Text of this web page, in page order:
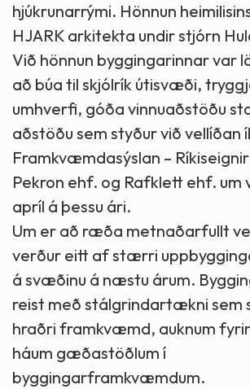
hjúkrunarrými. Hönnun
HJARK arkitekta undir stjórn
Við hönnun byggingarinnar var
að búa til skjólrík útisvæði,
umhverfi, góða vinnuaðstöðu
aðstöðu sem styður við vellíðan
Framkvæmdasýslan –
Pekron ehf. og Rafklett ehf. um
apríl á þessu ári.
Um er að ræða metnaðarfullt
verður eitt af stærri
á svæðinu á næstu árum.
reist með stálgrindartækni sem
hraðri framkvæmd, auknum
háum gæðastöðlum í
byggingarframkvæmdum.